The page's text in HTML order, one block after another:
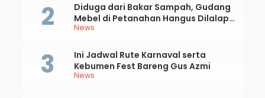
News
Diduga dari Bakar Sampah, Gudang
Mebel di Petanahan Hangus Dilalap
Api
News
Ini Jadwal Rute Karnaval serta
Kebumen Fest Bareng Gus Azmi